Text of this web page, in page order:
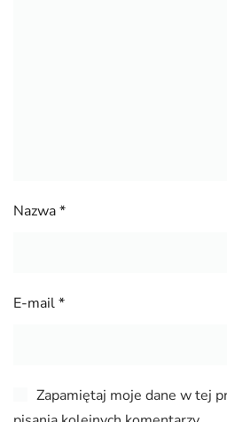
Nazwa*
E-mail*
Zapamiętaj moje dane w tej